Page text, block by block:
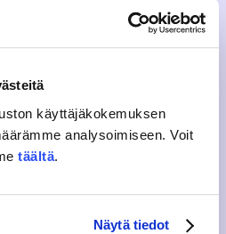
käyttäjäkokemuksen
analysoimiseen. Voit
täältä.
Näytä tiedot
mukaan vaikuttamaan
ja osallistumaan
yhteistyökumppanimme
suurin opiskelijaetupalvelu,
halki Suomen,
Edut eivät ole siis
asut.